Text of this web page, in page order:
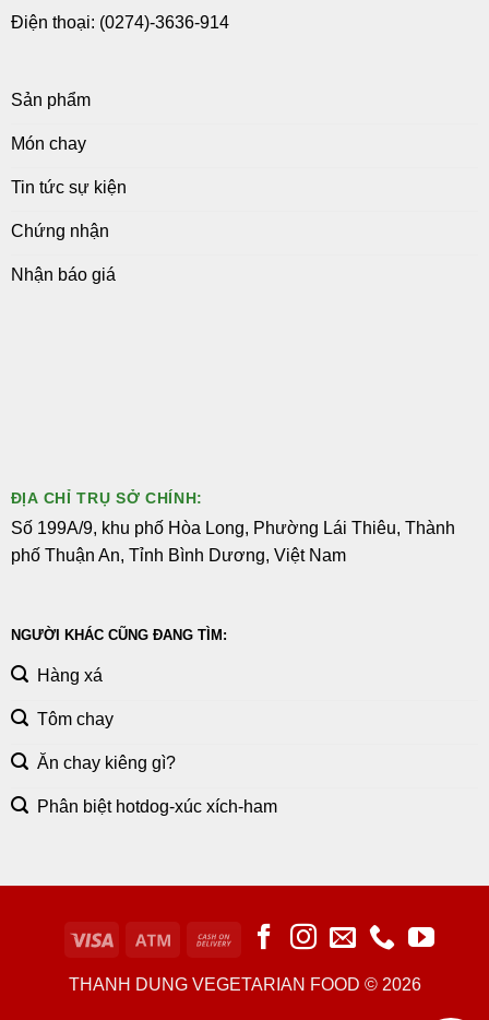
Điện thoại: (0274)-3636-914
Sản phẩm
Món chay
Tin tức sự kiện
Chứng nhận
Nhận báo giá
ĐỊA CHỈ TRỤ SỞ CHÍNH:
Số 199A/9, khu phố Hòa Long, Phường Lái Thiêu, Thành
phố Thuận An, Tỉnh Bình Dương, Việt Nam
NGƯỜI KHÁC CŨNG ĐANG TÌM:
Hàng xá
Tôm chay
Ăn chay kiêng gì?
Phân biệt hotdog-xúc xích-ham
THANH DUNG VEGETARIAN FOOD © 2026